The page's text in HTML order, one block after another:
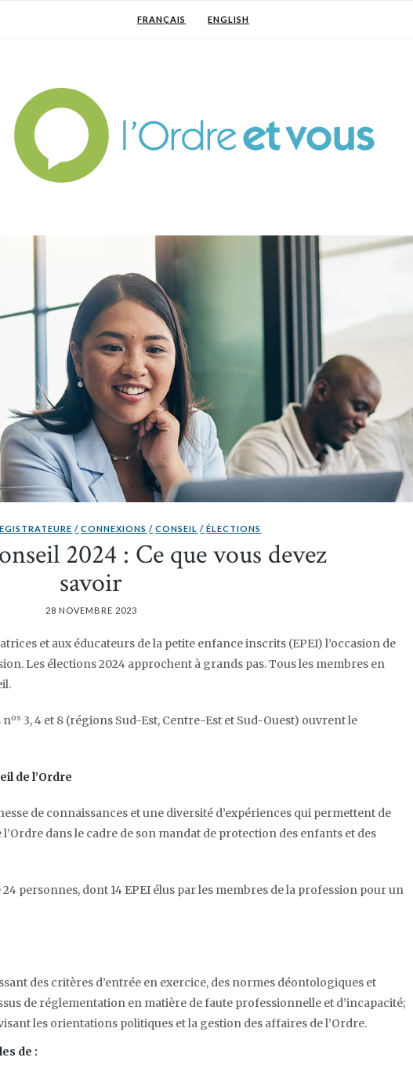
FRANÇAIS ENGLISH
CONNEXIONS CONSEIL ÉLECTIONS
2024 : Ce que vous devez
savoir
28 NOVEMBRE 2023
et aux éducateurs de la petite enfance inscrits (EPEI) l’occasion de
Les élections 2024 approchent à grands pas. Tous les membres en
nos 3, 4 et 8 (régions Sud-Est, Centre-Est et Sud-Ouest) ouvrent le
de l’Ordre
de connaissances et une diversité d’expériences qui permettent de
dans le cadre de son mandat de protection des enfants et des
personnes, dont 14 EPEI élus par les membres de la profession pour un
des critères d’entrée en exercice, des normes déontologiques et
de réglementation en matière de faute professionnelle et d’incapacité;
les orientations politiques et la gestion des affaires de l’Ordre.
de :